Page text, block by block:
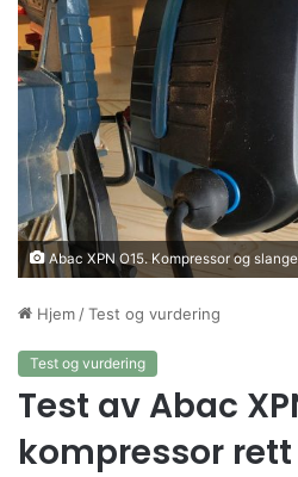
Abac XPN O15. Kompressor og
Hjem /Test og vurdering
Test og vurdering
Test av Abac
kompressor